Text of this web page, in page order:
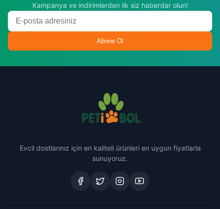
Kampanya ve indirimlerden ilk siz haberdar olun!
Abone Ol
Evcil dostlarınız için en kaliteli ürünleri en uygun fiyatlarla
sunuyoruz.